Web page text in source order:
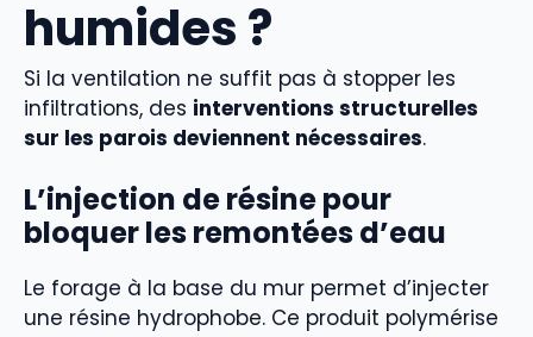
humides ?
Si la ventilation ne suffit pas à stopper les
infiltrations, des interventions structurelles
sur les parois deviennent nécessaires.
L’injection de résine pour
bloquer les remontées d’eau
Le forage à la base du mur permet d’injecter
une résine hydrophobe. Ce produit polymérise